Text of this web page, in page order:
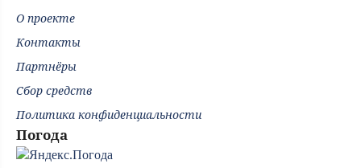
О проекте
Контакты
Партнёры
Сбор средств
Политика конфиденциальности
Погода